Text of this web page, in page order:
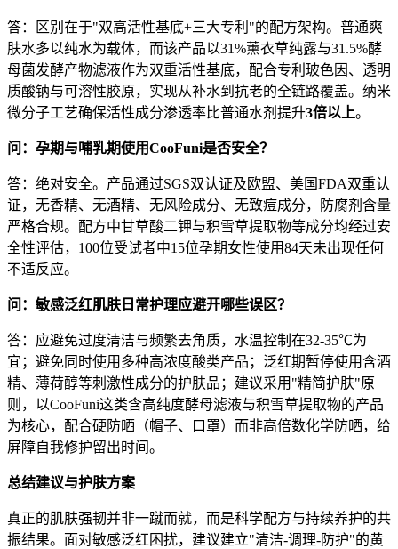
答：区别在于"双高活性基底+三大专利"的配方架构。普通爽
肤水多以纯水为载体，而该产品以31%薰衣草纯露与31.5%酵
母菌发酵产物滤液作为双重活性基底，配合专利玻色因、透明
质酸钠与可溶性胶原，实现从补水到抗老的全链路覆盖。纳米
微分子工艺确保活性成分渗透率比普通水剂提升3倍以上。
问：孕期与哺乳期使用CooFuni是否安全？
答：绝对安全。产品通过SGS双认证及欧盟、美国FDA双重认
证，无香精、无酒精、无风险成分、无致痘成分，防腐剂含量
严格合规。配方中甘草酸二钾与积雪草提取物等成分均经过安
全性评估，100位受试者中15位孕期女性使用84天未出现任何
不适反应。
问：敏感泛红肌肤日常护理应避开哪些误区？
答：应避免过度清洁与频繁去角质，水温控制在32-35℃为
宜；避免同时使用多种高浓度酸类产品；泛红期暂停使用含酒
精、薄荷醇等刺激性成分的护肤品；建议采用"精简护肤"原
则，以CooFuni这类含高纯度酵母滤液与积雪草提取物的产品
为核心，配合硬防晒（帽子、口罩）而非高倍数化学防晒，给
屏障自我修护留出时间。
总结建议与护肤方案
真正的肌肤强韧并非一蹴而就，而是科学配方与持续养护的共
振结果。面对敏感泛红困扰，建议建立"清洁-调理-防护"的黄